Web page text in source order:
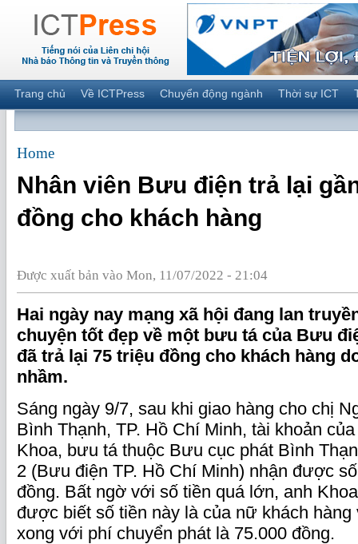
Trang chủ Về ICTPress Chuyển động ngành Thời sự ICT
Home
Nhân viên Bưu điện trả lại
đồng cho khách hàng
Được xuất bản vào Mon, 11/07/2022 - 21:04
Hai ngày nay mạng xã hội đang lan
chuyện tốt đẹp về một bưu tá của Bưu
đã trả lại 75 triệu đồng cho khách hàng
nhầm.
Sáng ngày 9/7, sau khi giao hàng cho chị
Bình Thạnh, TP. Hồ Chí Minh, tài khoản
Khoa, bưu tá thuộc Bưu cục phát Bình
2 (Bưu điện TP. Hồ Chí Minh) nhận được
đồng. Bất ngờ với số tiền quá lớn, anh
được biết số tiền này là của nữ khách hàng
xong với phí chuyển phát là 75.000 đồng.